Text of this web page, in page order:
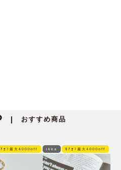
| おすすめ商品
ｱｵﾌ最大4000off ikka ﾓｱｵﾌ最大4000off